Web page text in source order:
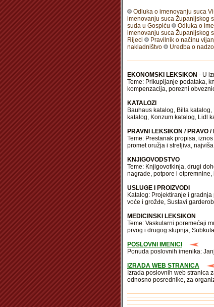
Odluka o imenovanju suca
imenovanju suca Županijskog
suda u Gospiću
Odluka o
imenovanju suca Županijskog
Rijeci
Pravilnik o načinu
nakladništvo
Uredba o
EKONOMSKI LEKSIKON - U
Teme: Prikupljanje podataka,
kompenzacija, porezni
KATALOZI
Bauhaus katalog, Billa
katalog, Konzum katalog, Lidl
PRAVNI LEKSIKON / PRAVO /
Teme: Prestanak propisa,
promet oružja i streljiva,
KNJIGOVODSTVO
Teme: Knjigovotkinja, drugi
nagrade, potpore i
USLUGE I PROIZVODI
Katalog: Projektiranje i
voće i grožđe, Sustavi
MEDICINSKI LEKSIKON
Teme: Vaskularni poremećaji
prvog i drugog stupnja,
POSLOVNI IMENICI
Ponuda poslovnih imenika:
IZRADA WEB STRANICA
Izrada poslovnih web stranica
odnosno posrednike, za